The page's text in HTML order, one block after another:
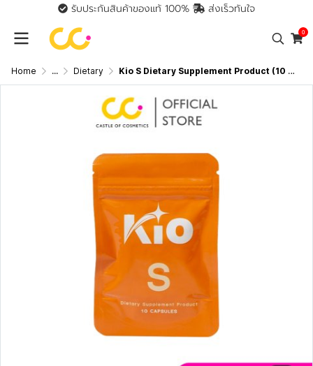
รับประกันสินค้าของแท้ 100% ส่งเร็วทันใจ
0
Home ... Dietary Kio S Dietary Supplement Product (10 Capsules) คิโอ ผลิตภัณฑ์อาหารเสริม